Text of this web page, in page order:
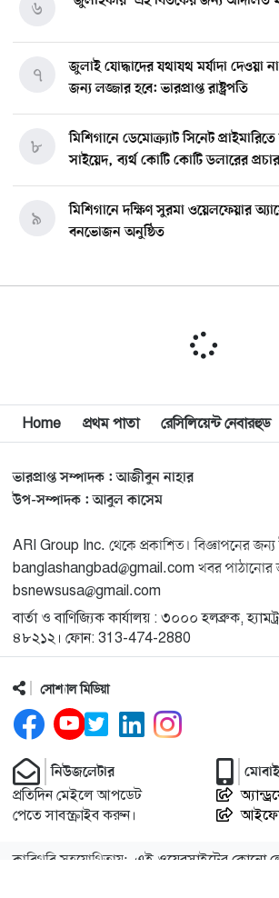
৬
জুলাই যোদ্ধাদের যথাযথ মর্যাদা দেওয়া
জন্য লজ্জার হবে: ভারপ্রাপ্ত রাষ্ট্রপতি
৭
মিশিগানে ডেমোক্র্যাট সিনেট
সাইয়েদ, ব্যর্থ কোটি কোটি ডলারের
৮
মিশিগানে দক্ষিণ সুরমা ওয়েলফেয়ার
বনভোজন অনুষ্ঠিত
৯
বিশ্বজুড়ে কূটনৈতিক পুনর্বিন্যাস, ৫
১০
মিশিগানে ফ্রেন্ডস এন্ড ফ্যামিলির
মিশিগানে ডেমোক্র্যাটদের প্রাইমারিতে
কেন এত মরিয়া ইসারায়েলি লবি
১২
মুনা দাওয়াহ কনফারেন্স ২০২৬ সম্পর্কে
১৩
শেখ হাসিনার সঙ্গে সংবাদ সম্মেলনে
হাসান
১৪
যুক্তরাষ্ট্রকে ছাড়ে বাধ্য করতে কোন
চাপ বাড়াচ্ছে ইরান
১৫
ওয়ান
১৬
মুক্তিযোদ্ধাদের তালিকা তৈরিতে
১৭
সাংস্কৃতিক সমিতির বার্ষিক বনভোজন
১৮
Home প্রথম পাতা রেসিলিয়েন্ট নেবারহুড
ভারপ্রাপ্ত সম্পাদক : আজীবুন নাহার
উপ-সম্পাদক : আবুল কাসেম
ARI Group Inc. থেকে প্রকাশিত। বিজ্ঞাপনের
banglashangbad@gmail.com খবর পাঠানোর
bsnewsusa@gmail.com
বার্তা ও বাণিজ্যিক কার্যালয় : ৩০০০ হলব্রুক,
৪৮২১২। ফোন: 313-474-2880
সোশ্যাল মিডিয়া
নিউজলেটার
প্রতিদিন মেইলে আপডেট
পেতে সাবস্ক্রাইব করুন।
কারিগরি সহযোগিতায়: এই ওয়েবসাইটের কোনো